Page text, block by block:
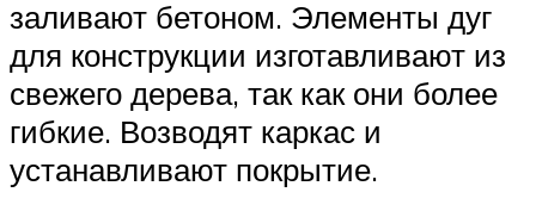
заливают бетоном. Элементы дуг
для конструкции изготавливают из
свежего дерева, так как они более
гибкие. Возводят каркас и
устанавливают покрытие.